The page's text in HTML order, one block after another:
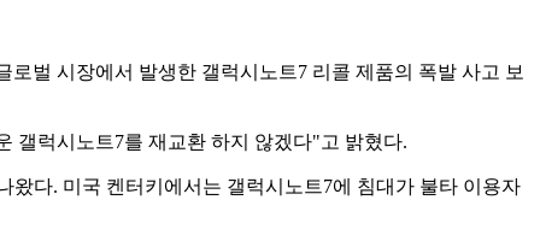
벌 시장에서 발생한 갤럭시노트7 리콜 제품의 폭발 사고 보
갤럭시노트7를 재교환 하지 않겠다"고 밝혔다.
다. 미국 켄터키에서는 갤럭시노트7에 침대가 불타 이용자